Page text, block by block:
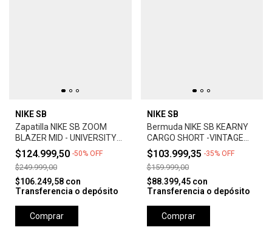
NIKE SB
Zapatilla NIKE SB ZOOM
BLAZER MID - UNIVERSITY
RED *Orange Label*
$124.999,50 -50% OFF
$249.999,00
$106.249,58 con
Transferencia o depósito
Comprar
NIKE SB
Bermuda NIKE SB KEARNY
CARGO SHORT -VINTAGE
GREEN
$103.999,35 -35% OFF
$159.999,00
$88.399,45 con
Transferencia o depósito
Comprar